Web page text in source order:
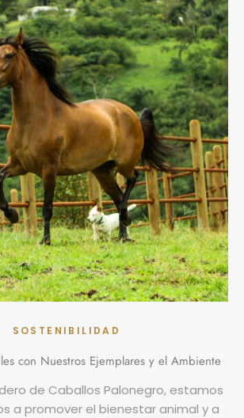
SOSTENIBILIDAD
con Nuestros Ejemplares y el Ambiente
de Caballos Palonegro, estamos
a promover el bienestar animal y a